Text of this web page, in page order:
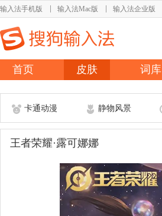
输入法手机版 输入法Mac版 输入法企业版
首页 皮肤 词库
卡通动漫 静物风景
王者荣耀·露可娜娜